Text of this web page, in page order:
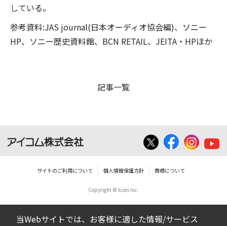
している。
参考資料:JAS journal(日本オーディオ協会編)、ソニー
HP、ソニー歴史資料館、BCN RETAIL、JEITA・HPほか
記事一覧
サイトのご利用について 個人情報保護方針 商標について
Copyright © Icom Inc.
当Webサイトでは、お客様に適した情報/サービス